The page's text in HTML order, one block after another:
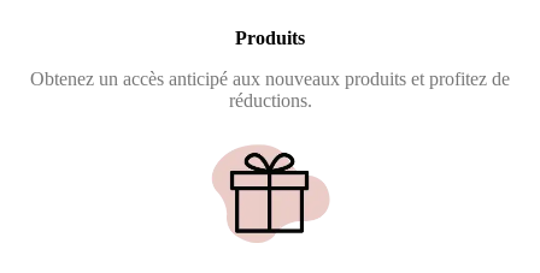
Produits
Obtenez un accès anticipé aux nouveaux produits et profitez de
réductions.